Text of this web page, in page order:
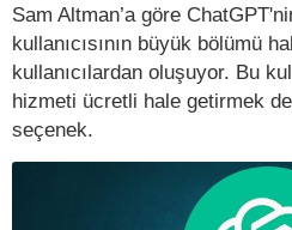
Sam Altman’a göre
kullanıcısının büyük bölümü
kullanıcılardan oluşuyor. Bu
hizmeti ücretli hale getirmek
seçenek.